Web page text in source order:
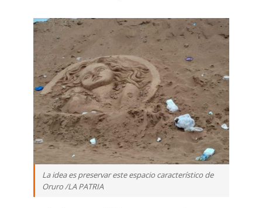
La idea es preservar este espacio característico de
Oruro /LA PATRIA